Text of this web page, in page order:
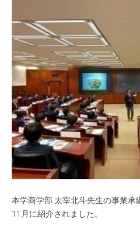
本学商学部 太宰北斗先生の事業
11月に紹介されました。